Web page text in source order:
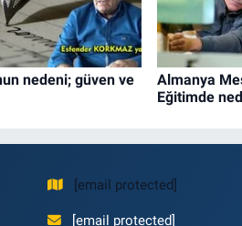
nedeni; güven ve
Almanya
Eğitimde
[email protected]
[email protected]